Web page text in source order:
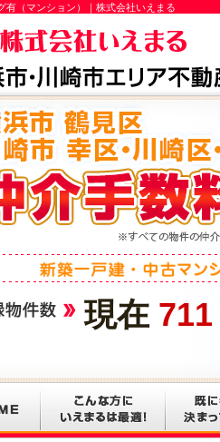
有（マンション）｜株式会社いえまる
現在 711